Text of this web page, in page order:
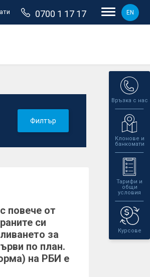
0700 1 17 17 EN
Връзка с нас
Клонове и
банкомати
Тарифи и
общи
условия
Курсове
Филтър
повече от
си
за
по план.
на РБИ е